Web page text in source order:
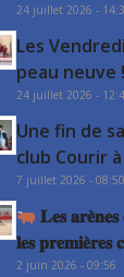
24 juillet 2026 -
Les
peau neuve !
24 juillet 2026 -
Une fin de
club Courir
7 juillet 2026 - 08:50
𝐋𝐞𝐬 𝐚𝐫𝐞̀𝐧𝐞𝐬
𝐥𝐞𝐬 𝐩𝐫𝐞𝐦𝐢𝐞̀𝐫𝐞𝐬
2 juin 2026 - 09:56